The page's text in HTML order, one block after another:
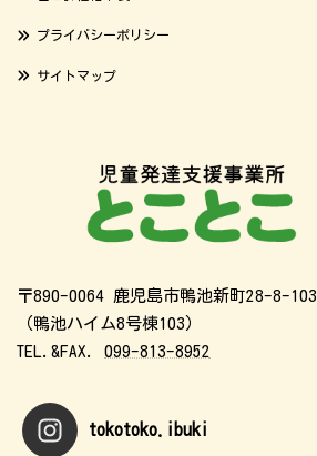
プライバシーポリシー
サイトマップ
〒890-0064 鹿児島市鴨池新町28-8-103
（鴨池ハイム8号棟103）
TEL.&FAX. 099-813-8952
tokotoko.ibuki